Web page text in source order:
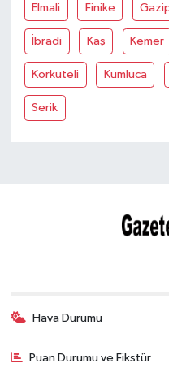
Elmali Finike
İbradi Kaş Kemer
Korkuteli Kumluca
Serik
Hava Durumu
Puan Durumu ve Fikstür